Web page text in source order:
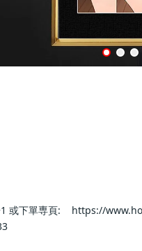
+1 或下單専頁:    https://
23633
鳥社